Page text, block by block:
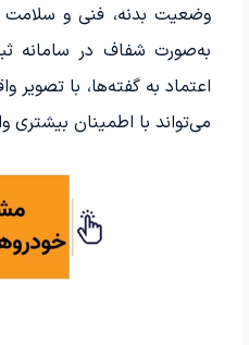
وضعیت بدنه، فنی و سلامت
به‌صورت شفاف در سامانه
اعتماد به گفته‌ها، با
می‌تواند با اطمینان بیشتری